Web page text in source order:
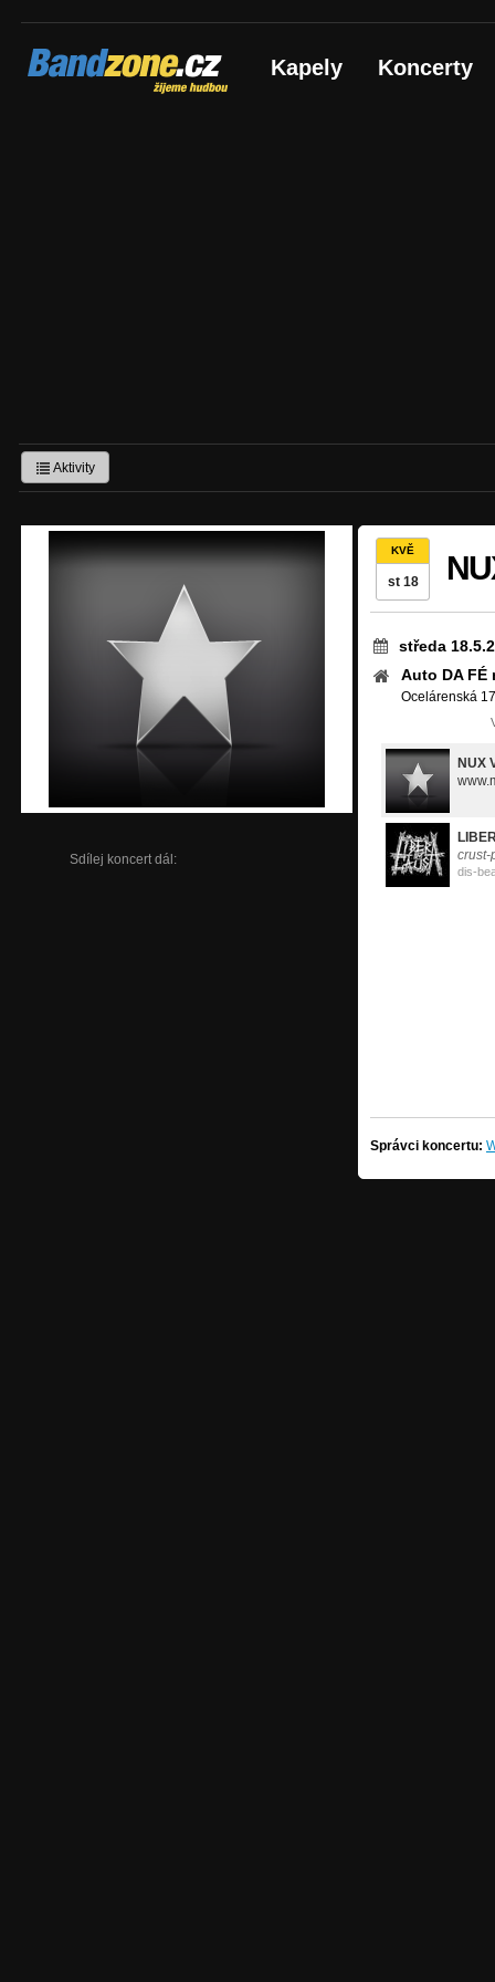
Bandzone.cz
žijeme hudbou Kapely Koncerty
Aktivity
Sdílej koncert dál:
KVĚ
st 18
středa
Auto DA FÉ
Ocelárenská
NUX
crust-
dis-
Správci koncertu: